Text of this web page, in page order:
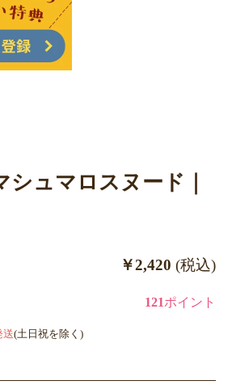
ュマロスヌード｜
￥2,420 (税込)
121ポイント
送(土日祝を除く)